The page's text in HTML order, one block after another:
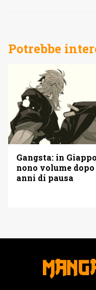
Potrebbe
Gangsta: in
nono volume
anni di pausa